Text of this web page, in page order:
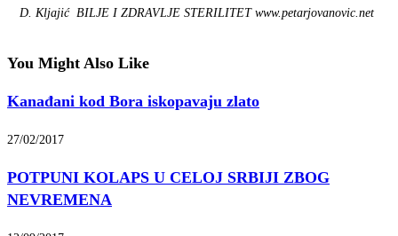
D. Kljajić BILJE I ZDRAVLJE STERILITET www.petarjovanovic.net
You Might Also Like
Kanađani kod Bora iskopavaju zlato
27/02/2017
POTPUNI KOLAPS U CELOJ SRBIJI ZBOG
NEVREMENA